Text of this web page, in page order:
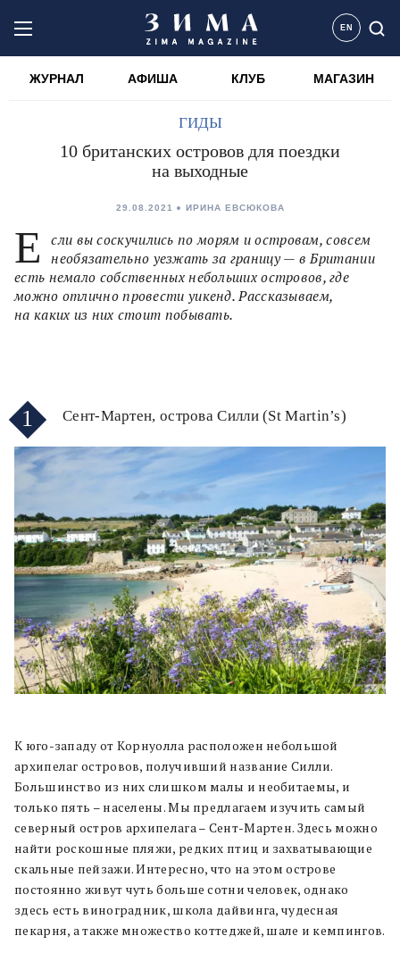
EN
ЖУРНАЛ АФИША КЛУБ МАГАЗИН
ГИДЫ
10 британских островов для поездки
на выходные
29.08.2021 ИРИНА ЕВСЮКОВА
Е
сли вы соскучились по морям и островам, совсем
необязательно уезжать за границу — в Британии
есть немало собственных небольших островов, где
можно отлично провести уикенд. Рассказываем,
на каких из них стоит побывать.
1 Сент-Мартен, острова Силли (St Martin’s)
К юго-западу от Корнуолла расположен небольшой
архипелаг островов, получивший название Силли.
Большинство из них слишком малы и необитаемы, и
только пять – населены. Мы предлагаем изучить самый
северный остров архипелага – Сент-Мартен. Здесь можно
найти роскошные пляжи, редких птиц и захватывающие
скальные пейзажи. Интересно, что на этом острове
постоянно живут чуть больше сотни человек, однако
здесь есть виноградник, школа дайвинга, чудесная
пекарня, а также множество коттеджей, шале и кемпингов.